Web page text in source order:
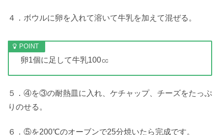
４．ボウルに卵を入れて溶いて牛乳を加えて混ぜる。
卵1個に足して牛乳100㏄
５．④を③の耐熱皿に入れ、ケチャップ、チーズをたっぷ
りのせる。
６．⑤を200℃のオーブンで25分焼いたら完成です。